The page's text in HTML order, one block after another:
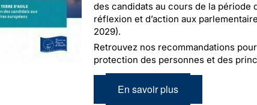
des candidats au cours de la période
réflexion et d’action aux
2029).
Retrouvez nos recommandations
protection des personnes et des
En savoir plus